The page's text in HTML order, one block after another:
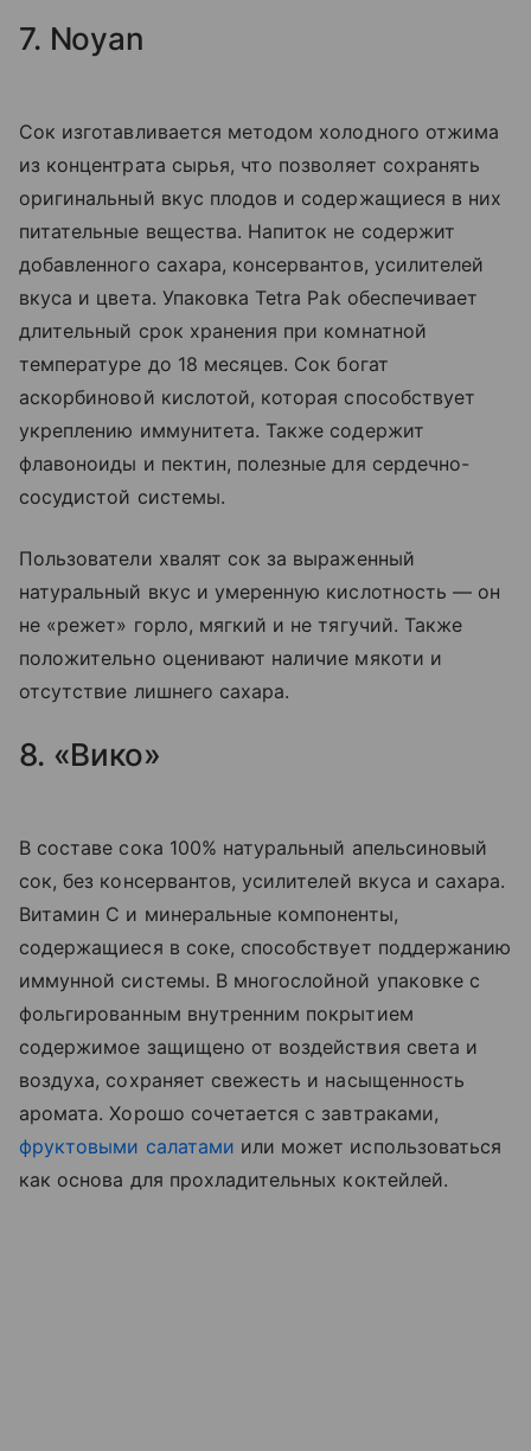
7. Noyan
Сок изготавливается методом холодного отжима
из концентрата сырья, что позволяет сохранять
оригинальный вкус плодов и содержащиеся в них
питательные вещества. Напиток не содержит
добавленного сахара, консервантов, усилителей
вкуса и цвета. Упаковка Tetra Pak обеспечивает
длительный срок хранения при комнатной
температуре до 18 месяцев. Сок богат
аскорбиновой кислотой, которая способствует
укреплению иммунитета. Также содержит
флавоноиды и пектин, полезные для сердечно-
сосудистой системы.
Пользователи хвалят сок за выраженный
натуральный вкус и умеренную кислотность — он
не «режет» горло, мягкий и не тягучий. Также
положительно оценивают наличие мякоти и
отсутствие лишнего сахара.
8. «Вико»
В составе сока 100% натуральный апельсиновый
сок, без консервантов, усилителей вкуса и сахара.
Витамин C и минеральные компоненты,
содержащиеся в соке, способствует поддержанию
иммунной системы. В многослойной упаковке с
фольгированным внутренним покрытием
содержимое защищено от воздействия света и
воздуха, сохраняет свежесть и насыщенность
аромата. Хорошо сочетается с завтраками,
фруктовыми салатами или может использоваться
как основа для прохладительных коктейлей.